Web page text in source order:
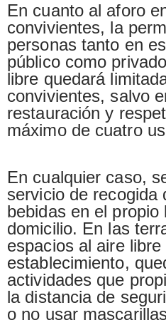
En cuanto al aforo
convivientes, la
personas tanto en
público como
libre quedará
convivientes, salvo
restauración y
máximo de cuatro
En cualquier caso,
servicio de recogida
bebidas en el
domicilio. En las
espacios al aire
establecimiento,
actividades que
la distancia de
o no usar